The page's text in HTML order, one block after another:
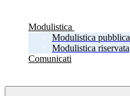
Modulistica
Modulistica pubblica
Modulistica riservata
Comunicati